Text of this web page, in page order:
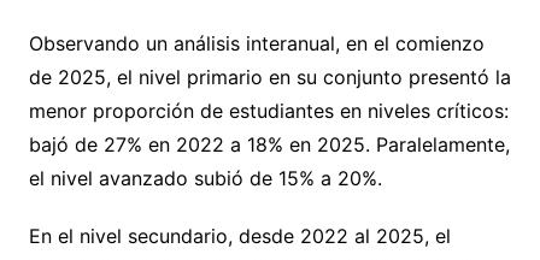
Observando un análisis interanual, en el comienzo
de 2025, el nivel primario en su conjunto presentó la
menor proporción de estudiantes en niveles críticos:
bajó de 27% en 2022 a 18% en 2025. Paralelamente,
el nivel avanzado subió de 15% a 20%.
En el nivel secundario, desde 2022 al 2025, el